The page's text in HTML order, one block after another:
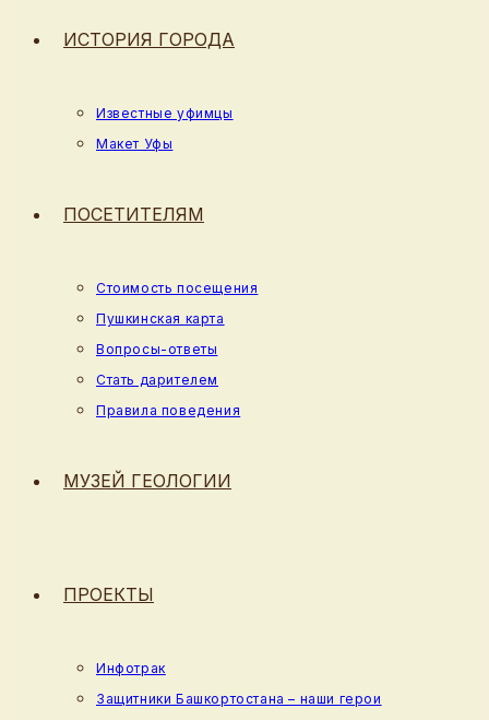
ИСТОРИЯ ГОРОДА
Известные уфимцы
Макет Уфы
ПОСЕТИТЕЛЯМ
Стоимость посещения
Пушкинская карта
Вопросы-ответы
Стать дарителем
Правила поведения
МУЗЕЙ ГЕОЛОГИИ
ПРОЕКТЫ
Инфотрак
Защитники Башкортостана – наши герои